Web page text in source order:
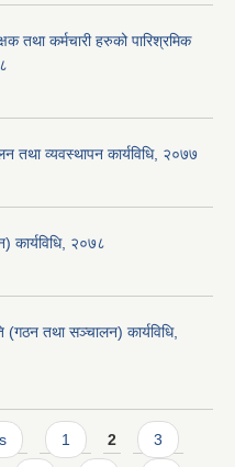
तथा कर्मचारी हरुको पारिश्रमिक
तथा व्यवस्थापन कार्यविधि, २०७७
कार्यविधि, २०७८
(गठन तथा सञ्चालन) कार्यविधि,
1 2 3